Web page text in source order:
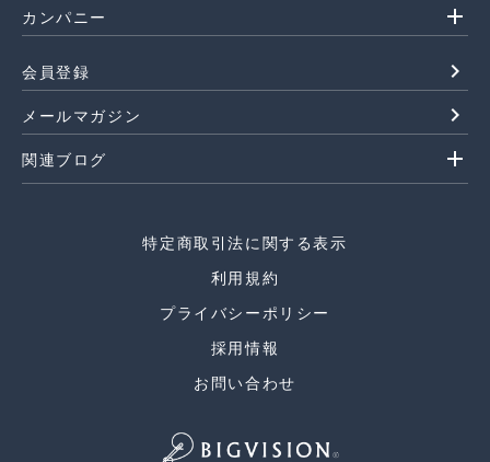
カンパニー add
会員登録 navigate_next
メールマガジン navigate_next
関連ブログ add
特定商取引法に関する表示
利用規約
プライバシーポリシー
採用情報
お問い合わせ